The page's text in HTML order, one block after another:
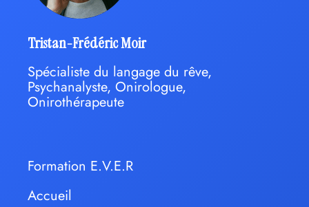
Tristan-Frédéric Moir
Spécialiste du langage du rêve,
Psychanalyste, Onirologue,
Onirothérapeute
Formation E.V.E.R
Accueil